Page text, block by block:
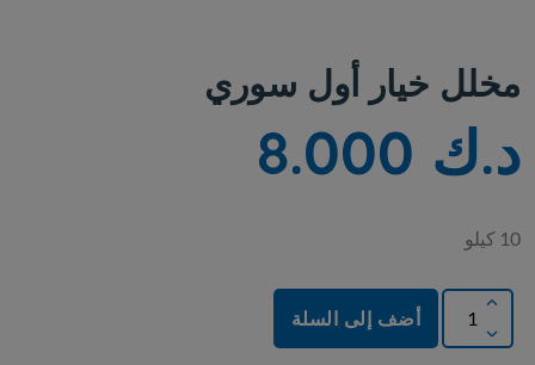
مخلل خيار أول سوري
د.ك 8.000
10 كيلو
أضف إلى السلة